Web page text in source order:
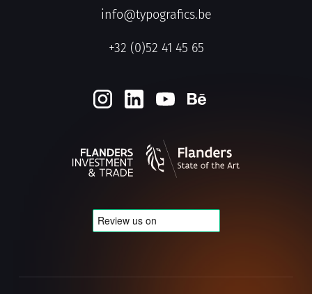
info@typografics.be
+32 (0)52 41 45 65